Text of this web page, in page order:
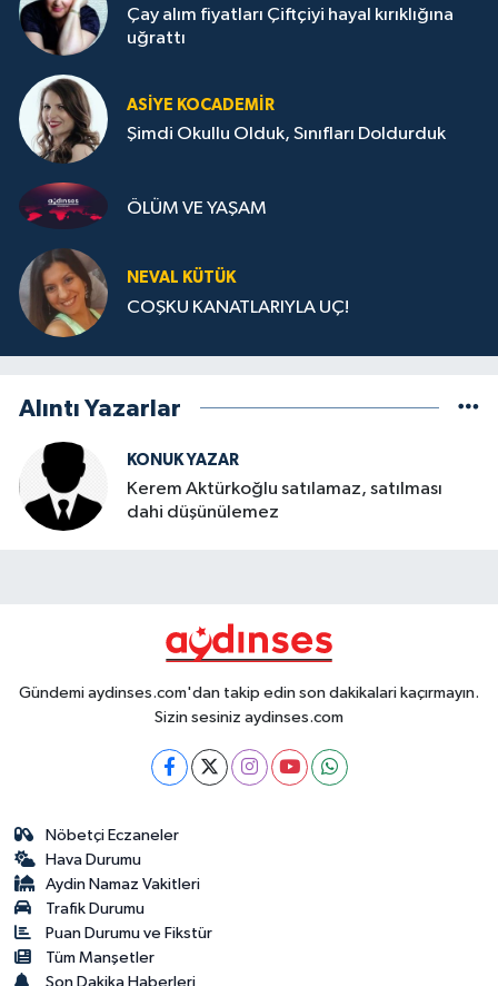
Çay alım fiyatları Çiftçiyi hayal kırıklığına
uğrattı
ASIYE KOCADEMİR
Şimdi Okullu Olduk, Sınıfları Doldurduk
ÖLÜM VE YAŞAM
NEVAL KÜTÜK
COŞKU KANATLARIYLA UÇ!
Alıntı Yazarlar
KONUK YAZAR
Kerem Aktürkoğlu satılamaz, satılması
dahi düşünülemez
Gündemi aydinses.com'dan takip edin son dakikalari kaçırmayın.
Sizin sesiniz aydinses.com
Nöbetçi Eczaneler
Hava Durumu
Aydin Namaz Vakitleri
Trafik Durumu
Puan Durumu ve Fikstür
Tüm Manşetler
Son Dakika Haberleri